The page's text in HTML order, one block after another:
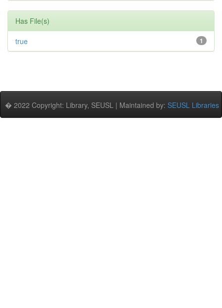
Has File(s)
1
true
� 2022 Copyright: Library, SEUSL | Maintained by: SEUSL Libraries